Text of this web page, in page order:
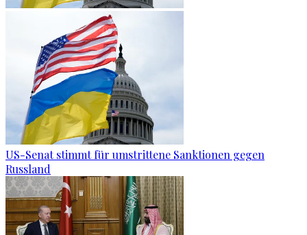
US-Senat stimmt für umstrittene Sanktionen gegen
Russland